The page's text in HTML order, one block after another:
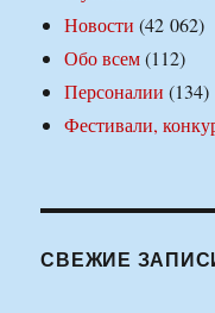
Новости (42 062)
Обо всем(112)
Персоналии (134)
Фестивали,
СВЕЖИЕ